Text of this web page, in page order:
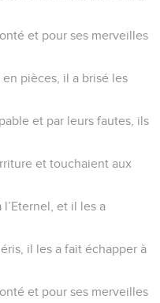
et pour ses merveilles
pièces, il a brisé les
et par leurs fautes, ils
et touchaient aux
et il les a
il les a fait échapper à
et pour ses merveilles